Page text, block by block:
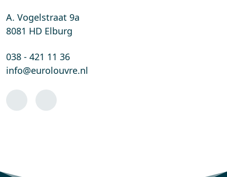
A. Vogelstraat 9a
8081 HD Elburg
038 - 421 11 36
info@eurolouvre.nl